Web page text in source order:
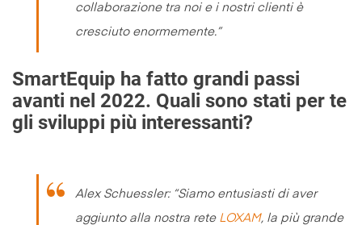
collaborazione tra noi e i nostri clienti è
cresciuto enormemente.”
SmartEquip ha fatto grandi passi
avanti nel 2022. Quali sono stati per te
gli sviluppi più interessanti?
Alex Schuessler: “Siamo entusiasti di aver
aggiunto alla nostra rete LOXAM, la più grande